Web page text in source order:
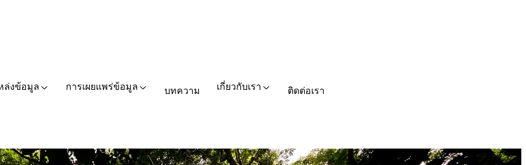
ล่งข้อมูล การเผยแพร่ข้อมูล บทความ เกี่ยวกับเรา ติดต่อเรา